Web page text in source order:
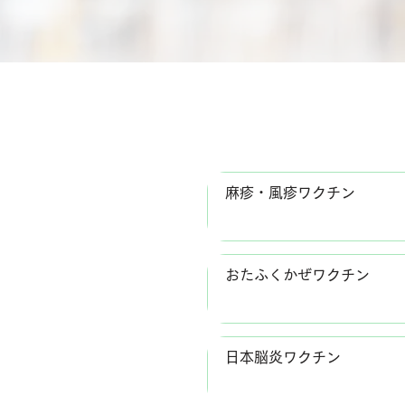
麻疹・風疹ワクチン
おたふくかぜワクチン
日本脳炎ワクチン